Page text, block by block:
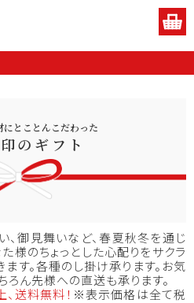
にとことんこだわった
のギフト
、御見舞いなど、春夏秋冬を通じ
様のちょっとした心配りをサクラ
す。各種のし掛け承ります。お気
ろん先様への直送も承ります。
送料無料！ ※表示価格は全て税